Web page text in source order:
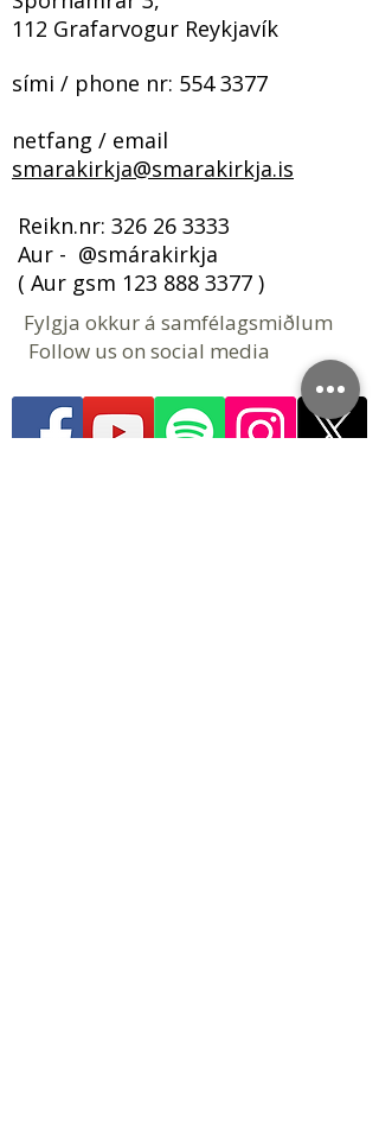
112 Grafarvogur Reykjavík
sími / phone nr: 554 3377
netfang / email
smarakirkja@smarakirkja.is
​​​ Reikn.nr: 326 26 3333
Aur - @smárakirkja
( Aur gsm 123 888 3377 )
Fylgja okkur á samfélagsmiðlum
Follow us on social media